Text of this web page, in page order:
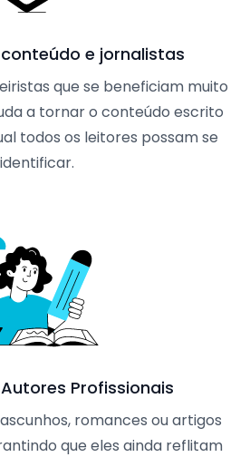
e jornalistas
que se beneficiam muito
a tornar o conteúdo escrito
todos os leitores possam se
identificar.
Profissionais
romances ou artigos
que eles ainda reflitam